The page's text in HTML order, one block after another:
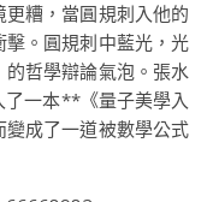
糟，當圓規刺入他的
。圓規刺中藍光，光
哲學辯論氣泡。張水
了一本**《量子美學入
成了一道被數學公式